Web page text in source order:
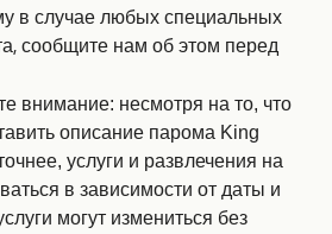
в случае любых специальных
сообщите нам об этом перед
внимание: несмотря на то, что
описание парома King
услуги и развлечения на
в зависимости от даты и
могут измениться без